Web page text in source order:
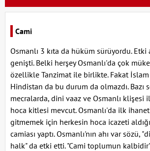
Cami
Osmanlı 3 kıta da hüküm sürüyordu. Etki
genişti. Belki herşey Osmanlı'da çok
özellikle Tanzimat ile birlikte. Fakat İslam
Hindistan da bu durum da olmazdı. Bazı
mecralarda, dini vaaz ve Osmanlı klişesi
hoca kitlesi mevcut. Osmanlı'da ilk
gitmemek için herkesin hoca icazeti
camiası yaptı. Osmanlı'nın ahı var sözü,
halk" da etki etti. "Cami toplumun kalbidir"